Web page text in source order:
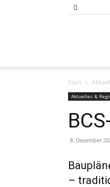
der
Start
Aktuelles &
8. Dezember
–